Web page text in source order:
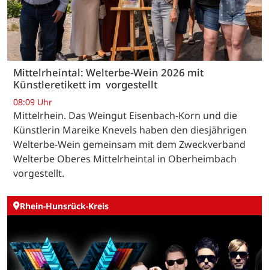
Mittelrheintal: Welterbe-Wein 2026 mit
Künstleretikett im vorgestellt
08:09 Uhr
Mittelrhein. Das Weingut Eisenbach-Korn und die
Künstlerin Mareike Knevels haben den diesjährigen
Welterbe-Wein gemeinsam mit dem Zweckverband
Welterbe Oberes Mittelrheintal in Oberheimbach
vorgestellt.
Rhein-Hunsrück-Kreis